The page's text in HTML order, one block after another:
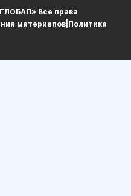
Все права
материалов Политика